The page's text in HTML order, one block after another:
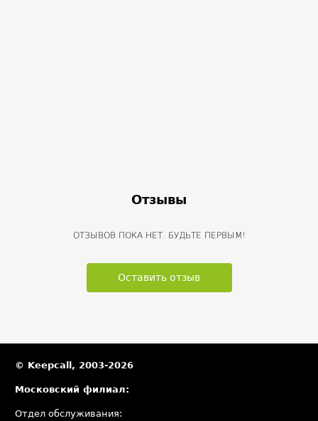
Отзывы
ОТЗЫВОВ ПОКА НЕТ. БУДЬТЕ ПЕРВЫМ!
Оставить отзыв
© Keepcall, 2003-2026
Московский филиал:
Отдел обслуживания: